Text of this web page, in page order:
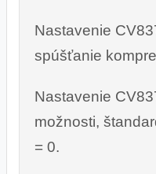
Nastavenie
spúšťanie
Nastavenie
možnosti,
= 0.